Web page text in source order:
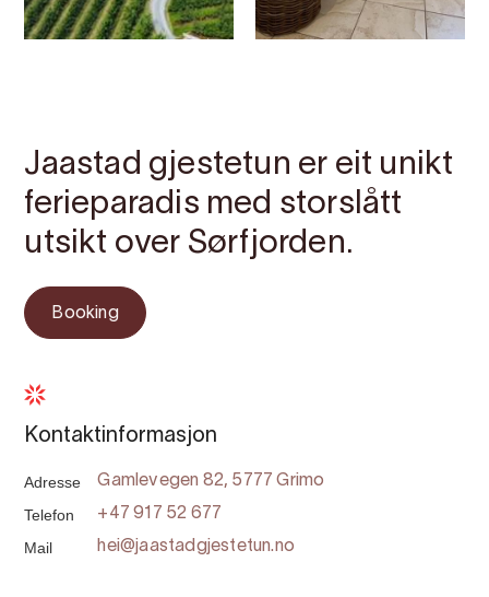
Jaastad gjestetun er eit unikt
ferieparadis med storslått
utsikt over Sørfjorden.
Booking
Kontaktinformasjon
Adresse Gamlevegen 82, 5777 Grimo
Telefon +47 917 52 677
Mail hei@jaastadgjestetun.no